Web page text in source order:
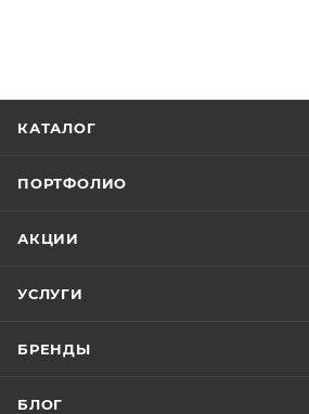
КАТАЛОГ
ПОРТФОЛИО
АКЦИИ
УСЛУГИ
БРЕНДЫ
БЛОГ